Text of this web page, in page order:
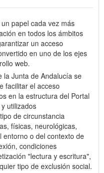
papel cada vez más
en todos los ámbitos
un acceso
en uno de los ejes
web.
la Junta de Andalucía se
facilitar el acceso
en la estructura del Portal
utilizados
de circunstancia
físicas, neurológicas,
entorno o del contexto de
condiciones
"lectura y escritura",
tipo de exclusión social.